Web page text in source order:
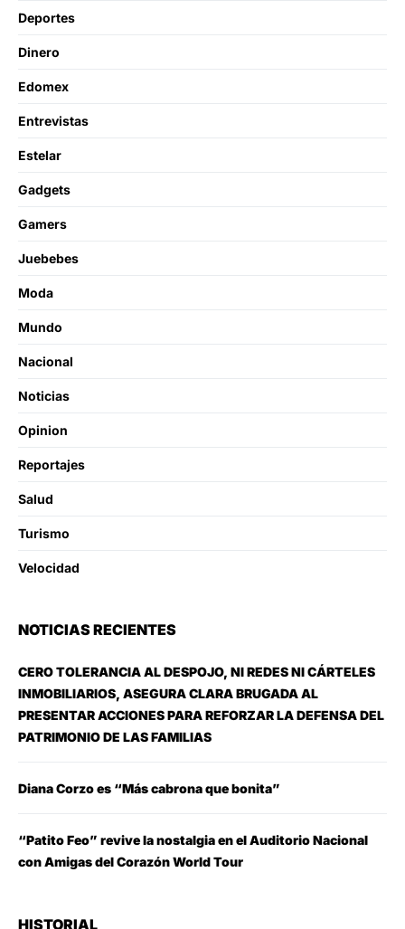
Deportes
Dinero
Edomex
Entrevistas
Estelar
Gadgets
Gamers
Juebebes
Moda
Mundo
Nacional
Noticias
Opinion
Reportajes
Salud
Turismo
Velocidad
NOTICIAS RECIENTES
CERO TOLERANCIA AL DESPOJO, NI REDES NI CÁRTELES
INMOBILIARIOS, ASEGURA CLARA BRUGADA AL
PRESENTAR ACCIONES PARA REFORZAR LA DEFENSA DEL
PATRIMONIO DE LAS FAMILIAS
Diana Corzo es “Más cabrona que bonita”
“Patito Feo” revive la nostalgia en el Auditorio Nacional
con Amigas del Corazón World Tour
HISTORIAL